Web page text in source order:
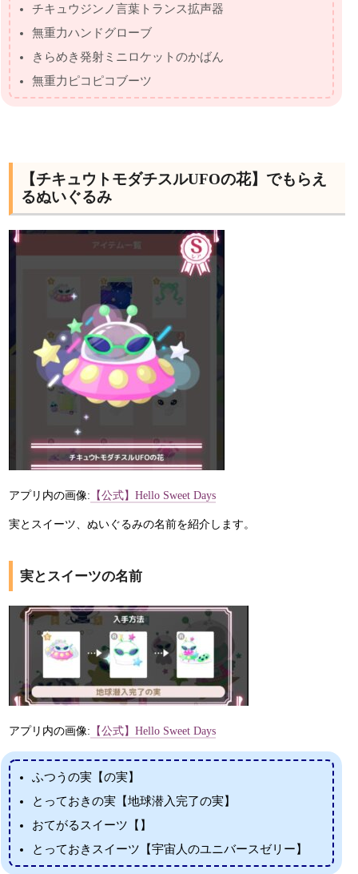
チキュウジンノ言葉トランス拡声器
無重力ハンドグローブ
きらめき発射ミニロケットのかばん
無重力ピコピコブーツ
【チキュウトモダチスルUFOの花】でもらえ
るぬいぐるみ
アプリ内の画像: 【公式】Hello Sweet Days
実とスイーツ、ぬいぐるみの名前を紹介します。
実とスイーツの名前
アプリ内の画像: 【公式】Hello Sweet Days
ふつうの実【の実】
とっておきの実【地球潜入完了の実】
おてがるスイーツ【】
とっておきスイーツ【宇宙人のユニバースゼリー】